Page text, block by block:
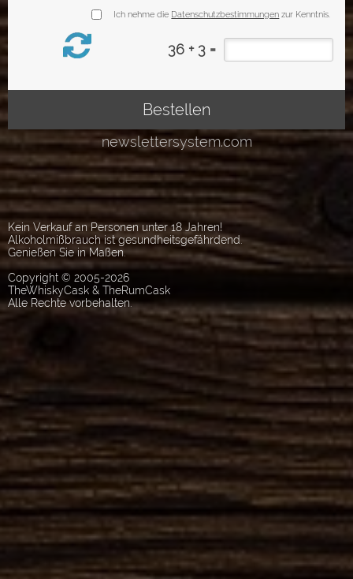
Kein Verkauf an Personen unter 18 Jahren!
Alkoholmißbrauch ist gesundheitsgefährdend.
Genießen Sie in Maßen.
Copyright © 2005-2026
TheWhiskyCask & TheRumCask
Alle Rechte vorbehalten.